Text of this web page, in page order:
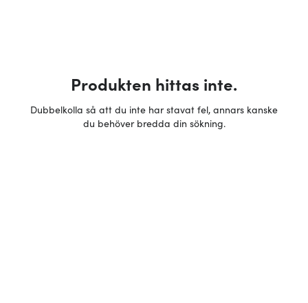
Produkten hittas inte.
Dubbelkolla så att du inte har stavat fel, annars kanske
du behöver bredda din sökning.